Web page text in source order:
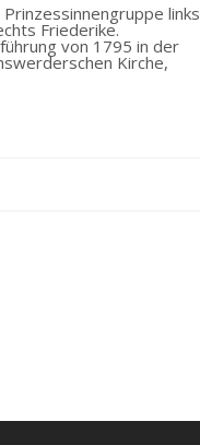
Prinzessinnengruppe links
Friederike.
von 1795 in der
Kirche,